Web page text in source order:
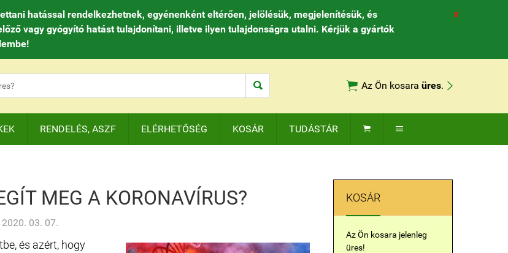
hatással rendelkezhetnek, egyénenként eltérően, jelölésük, megjelenítésük, és
vagy gyógyító hatást tulajdonítani, illetve ilyen tulajdonságra utalni. Kérjük a gyártók
X
  Az Ön kosara üres. 
RENDELÉS, ASZF ELÉRHETŐSÉG KOSÁR TUDÁSTÁR  
MEG A KORONAVÍRUS?
2020. 03. 07.
és azért, hogy
KOSÁR
Az Ön kosara jelenleg
üres!